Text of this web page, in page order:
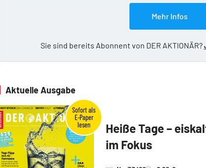
Mehr Infos
Sie sind bereits Abonnent von DER AKTIONÄR?
Aktuelle Ausgabe
Heiße Tage –
im Fokus